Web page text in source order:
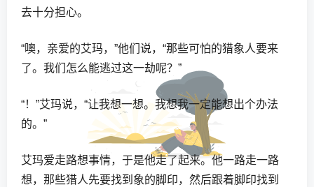
去十分担心。
“噢，亲爱的艾玛，”他们说，“那些可怕的猎象人要来
了。我们怎么能逃过这一劫呢？”
“！”艾玛说，“让我想一想。我想我一定能想出个办法
的。”
艾玛爱走路想事情，于是他走了起来。他一路走一路
想，那些猎人先要找到象的脚印，然后跟着脚印找到